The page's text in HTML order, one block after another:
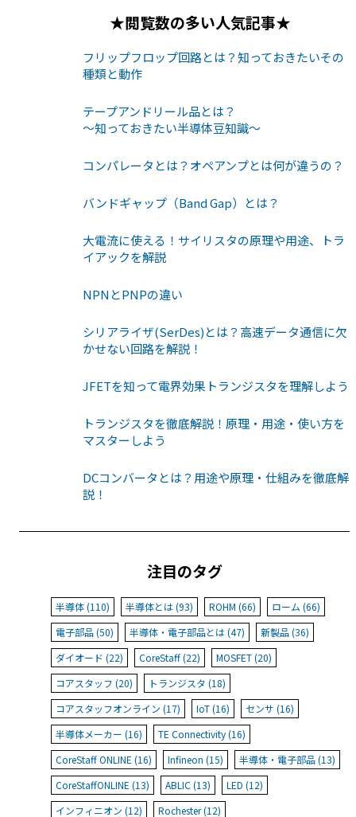
★閲覧数の多い人気記事★
フリップフロップ回路とは？知っておきたいその
種類と動作
テープアンドリール品とは？
〜知っておきたい半導体豆知識〜
コンパレータとは？オペアンプとは何が違うの？
バンドギャップ（Band Gap）とは？
大電流に使える！サイリスタの原理や用途、トラ
イアックを解説
NPNとPNPの違い
シリアライザ(SerDes)とは？高速データ通信に欠
かせない回路を解説！
JFETを知って電界効果トランジスタを理解しよう
トランジスタを徹底解説！原理・用途・使い方を
マスターしよう
DCコンバータとは？用途や原理・仕組みを徹底解
説！
注目のタグ
半導体 (110) 半導体とは (93) ROHM (66)
ローム (66)
電子部品 (50)
半導体・電子部品とは (47)
新製品 (36)
ダイオード (22)
CoreStaff (22)
MOSFET (20)
コアスタッフ (20)
トランジスタ (18)
コアスタッフオンライン (17)
IoT (16)
センサ (16)
半導体メーカー (16)
TE Connectivity (16)
CoreStaff ONLINE (16)
Infineon (15)
半導体・電子部品 (13)
CoreStaffONLINE (13)
ABLIC (13)
LED (12)
インフィニオン (12)
Rochester (12)